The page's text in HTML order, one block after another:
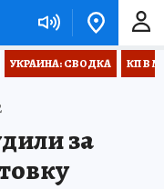
УКРАИНА: СВОДКА КП В
за